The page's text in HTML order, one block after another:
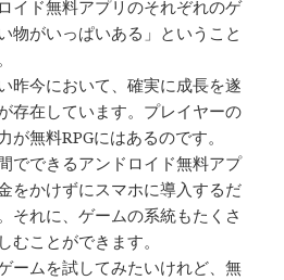
イド無料アプリのそれぞれのゲ
物がいっぱいある」ということ
昨今において、確実に成長を遂
存在しています。プレイヤーの
無料RPGにはあるのです。
でできるアンドロイド無料アプ
をかけずにスマホに導入するだ
それに、ゲームの系統もたくさ
むことができます。
ームを試してみたいけれど、無